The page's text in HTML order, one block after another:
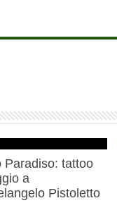
Paradiso: tattoo
a
Pistoletto